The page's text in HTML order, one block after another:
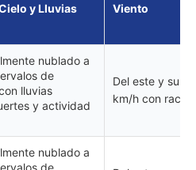
y Lluvias Viento
nublado a
de
lluvias
y actividad
Del este y
km/h con
nublado a
de